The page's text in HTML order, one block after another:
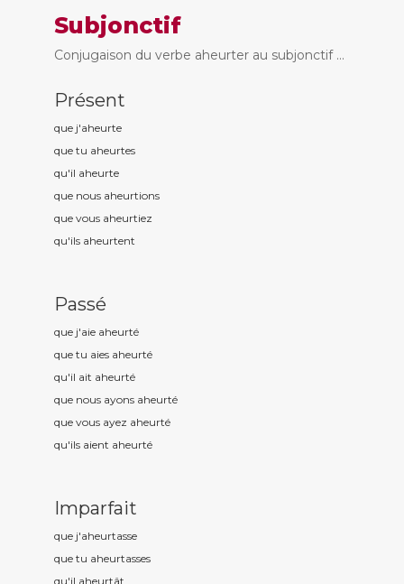
Subjonctif
Conjugaison du verbe aheurter au subjonctif ...
Présent
que j'aheurte
que tu aheurtes
qu'il aheurte
que nous aheurtions
que vous aheurtiez
qu'ils aheurtent
Passé
que j'aie aheurté
que tu aies aheurté
qu'il ait aheurté
que nous ayons aheurté
que vous ayez aheurté
qu'ils aient aheurté
Imparfait
que j'aheurtasse
que tu aheurtasses
qu'il aheurtât